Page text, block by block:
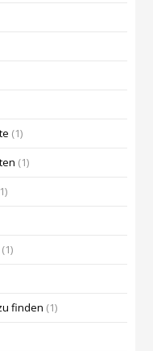
(1)
(1)
(1)
finden (1)